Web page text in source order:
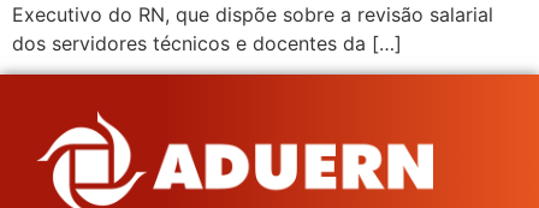
Executivo do RN, que dispõe sobre a revisão salarial
dos servidores técnicos e docentes da […]